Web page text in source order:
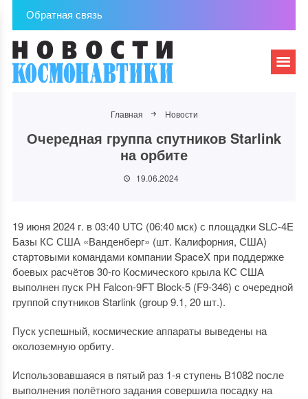
Обратная связь
Главная Новости
Очередная группа спутников Starlink
на орбите
19.06.2024
19 июня 2024 г. в 03:40 UTC (06:40 мск) с площадки SLC-4E
Базы КС США «Ванденберг» (шт. Калифорния, США)
стартовыми командами компании SpaceX при поддержке
боевых расчётов 30-го Космического крыла КС США
выполнен пуск РН Falcon-9FT Block-5 (F9-346) с очередной
группой спутников Starlink (group 9.1, 20 шт.).
Пуск успешный, космические аппараты выведены на
околоземную орбиту.
Использовавшаяся в пятый раз 1-я ступень В1082 после
выполнения полётного задания совершила посадку на